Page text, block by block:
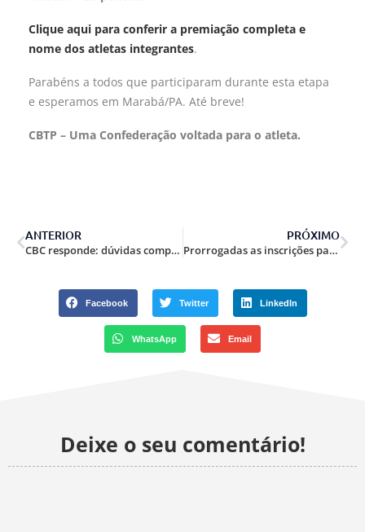
Clique aqui para conferir a premiação completa e
nome dos atletas integrantes.
Parabéns a todos que participaram durante esta etapa
e esperamos em Marabá/PA. Até breve!
CBTP – Uma Confederação voltada para o atleta.
ANTERIOR
CBC responde: dúvidas compra de pólvora Pro-Training, segunda janela.
PRÓXIMO
Prorrogadas as inscrições para o Latin American Handgun Championship 2024.
Facebook Twitter LinkedIn
WhatsApp Email
Deixe o seu comentário!